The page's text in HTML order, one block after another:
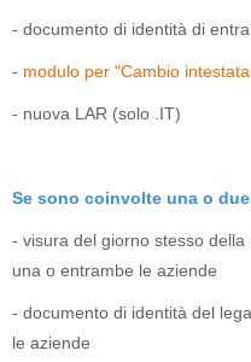
- documento di identità di
- modulo per "Cambio
- nuova LAR (solo .IT)
Se sono coinvolte una o
- visura del giorno stesso
una o entrambe le aziende
- documento di identità del
le aziende